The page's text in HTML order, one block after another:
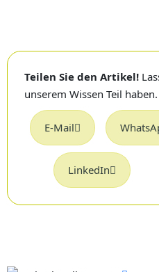
Teilen Sie den Artikel!
unserem Wissen Teil haben.
E-Mail
LinkedIn